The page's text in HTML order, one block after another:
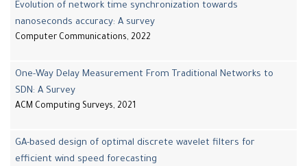
Evolution of network time synchronization towards
nanoseconds accuracy: A survey
Computer Communications, 2022
One-Way Delay Measurement From Traditional Networks to
SDN: A Survey
ACM Computing Surveys, 2021
GA-based design of optimal discrete wavelet filters for
efficient wind speed forecasting